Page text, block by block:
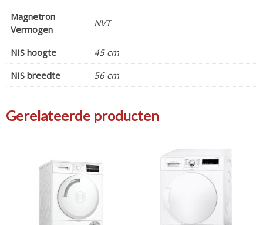
Magnetron
Vermogen
NVT
NIS hoogte
45 cm
NIS breedte
56 cm
Gerelateerde producten